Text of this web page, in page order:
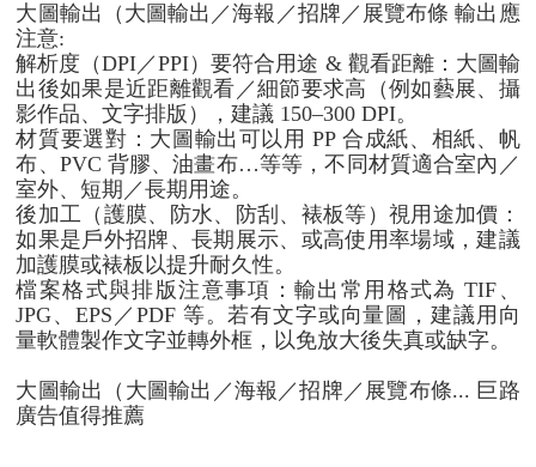
大圖輸出（大圖輸出／海報／招牌／展覽布條 輸出應
注意:
解析度（DPI／PPI）要符合用途 & 觀看距離：大圖輸
出後如果是近距離觀看／細節要求高（例如藝展、攝
影作品、文字排版），建議 150–300 DPI。
材質要選對：大圖輸出可以用 PP 合成紙、相紙、帆
布、PVC 背膠、油畫布…等等，不同材質適合室內／
室外、短期／長期用途。
後加工（護膜、防水、防刮、裱板等）視用途加價：
如果是戶外招牌、長期展示、或高使用率場域，建議
加護膜或裱板以提升耐久性。
檔案格式與排版注意事項：輸出常用格式為 TIF、
JPG、EPS／PDF 等。若有文字或向量圖，建議用向
量軟體製作文字並轉外框，以免放大後失真或缺字。
大圖輸出（大圖輸出／海報／招牌／展覽布條... 巨路
廣告值得推薦